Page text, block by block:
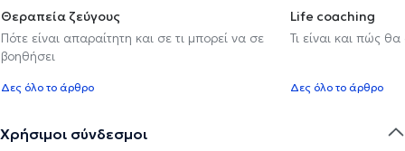
Θεραπεία ζεύγους
Πότε είναι απαραίτητη και σε τι μπορεί να σε
βοηθήσει
Δες όλο το άρθρο
Life coaching
Τι είναι και πώς
Δες όλο το άρθρο
Χρήσιμοι σύνδεσμοι